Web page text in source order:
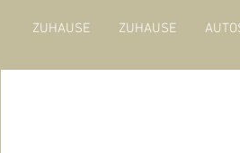
ZUHAUSE ZUHAUSE